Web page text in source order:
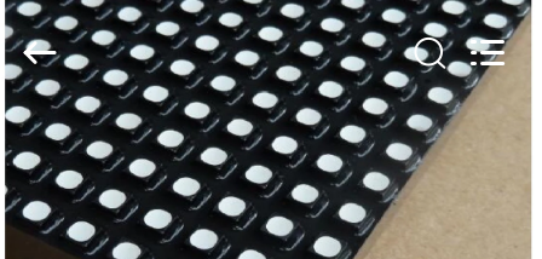
RUMAH
PRODUK
Road
Enterprise
Management
Services
Co.,LTD.
All
Rights
Reserved.
Developed
ECER